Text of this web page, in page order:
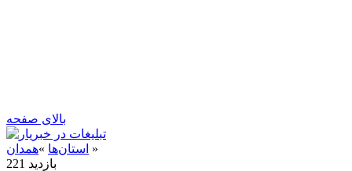
بالای صفحه
استان‌ها »همدان
»
221 بازدید